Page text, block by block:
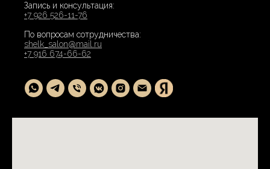
Запись и консультация:
+7 926 526-11-76
По вопросам сотрудничества:
shelk_salon@mail.ru
+7 916 674-66-62